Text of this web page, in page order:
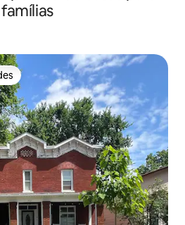
famílias
dos hóspedes